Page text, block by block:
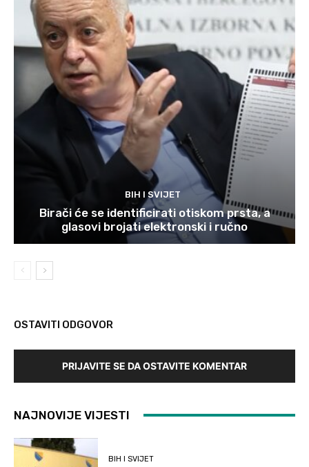
BIH I SVIJET
Birači će se identificirati otiskom prsta, a
glasovi brojati elektronski i ručno
OSTAVITI ODGOVOR
PRIJAVITE SE DA OSTAVITE KOMENTAR
NAJNOVIJE VIJESTI
BIH I SVIJET